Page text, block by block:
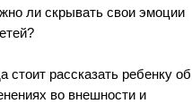
ли скрывать свои эмоции
стоит рассказать ребенку об
во внешности и